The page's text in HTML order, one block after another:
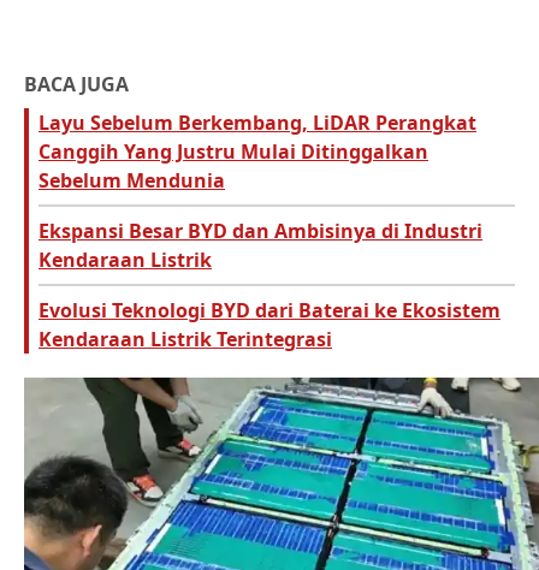
BACA JUGA
Layu Sebelum Berkembang, LiDAR Perangkat
Canggih Yang Justru Mulai Ditinggalkan
Sebelum Mendunia
Ekspansi Besar BYD dan Ambisinya di Industri
Kendaraan Listrik
Evolusi Teknologi BYD dari Baterai ke Ekosistem
Kendaraan Listrik Terintegrasi